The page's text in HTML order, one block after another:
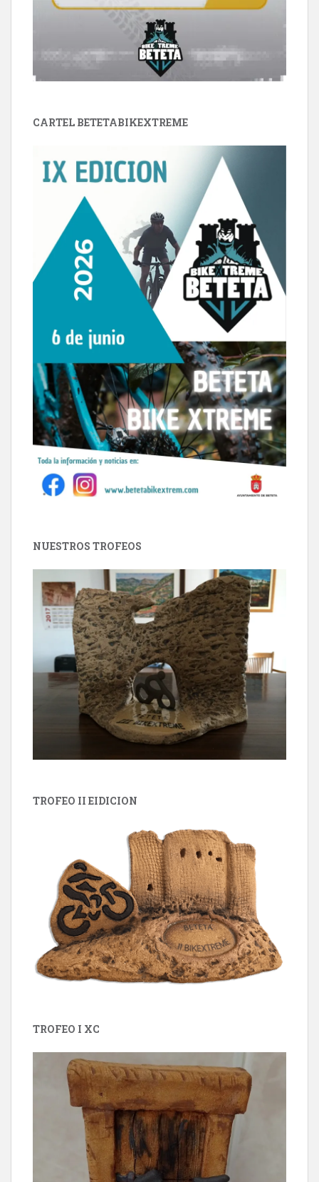
CARTEL BETETABIKEXTREME
NUESTROS TROFEOS
TROFEO II EIDICION
TROFEO I XC